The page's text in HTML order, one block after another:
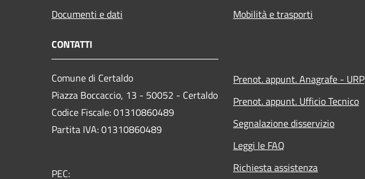
Documenti e dati
Mobilità e trasporti
CONTATTI
Comune di Certaldo
Piazza Boccaccio, 13 - 50052 - Certaldo
Codice Fiscale: 01310860489
Partita IVA: 01310860489
PEC:
Prenot. appunt. Anagrafe - URP
Prenot. appunt. Ufficio Tecnico
Segnalazione disservizio
Leggi le FAQ
Richiesta assistenza